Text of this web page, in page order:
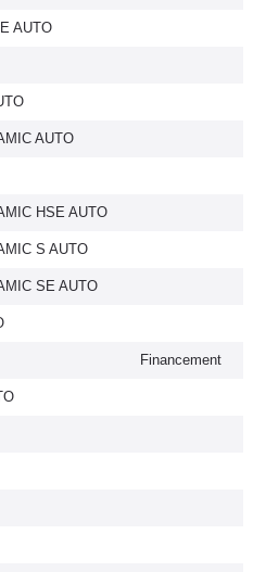
AUTO
AUTO
HSE AUTO
S AUTO
SE AUTO
Financement